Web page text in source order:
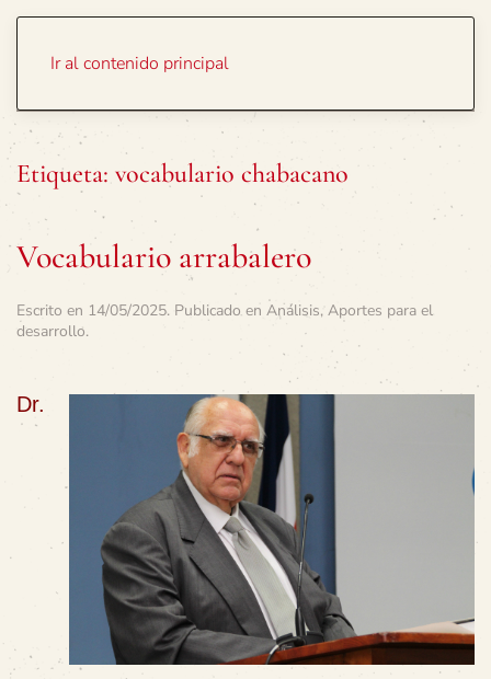
Ir al contenido principal
Etiqueta: vocabulario chabacano
Vocabulario arrabalero
Escrito en 14/05/2025. Publicado en Análisis, Aportes para el
desarrollo.
Dr.